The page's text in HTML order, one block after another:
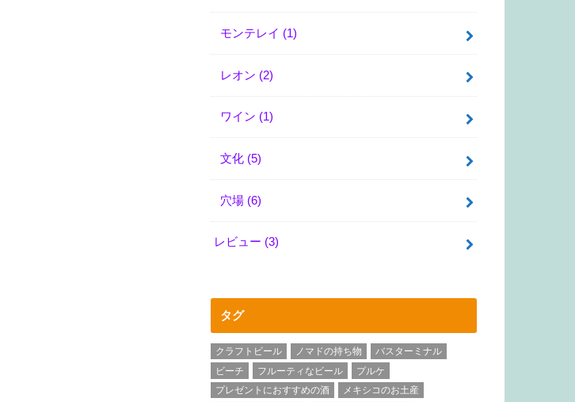
モンテレイ (1)
レオン (2)
ワイン (1)
文化 (5)
穴場 (6)
レビュー (3)
タグ
クラフトビール ノマドの持ち物
バスターミナル
ビーチ
フルーティなビール
プルケ
プレゼントにおすすめの酒
メキシコのお土産